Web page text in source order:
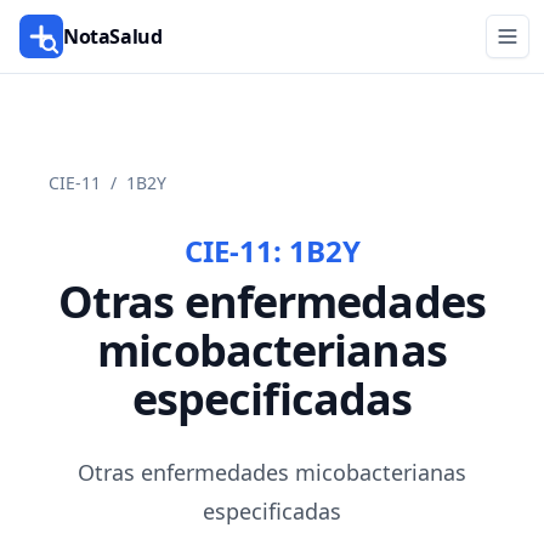
NotaSalud
CIE-11 / 1B2Y
CIE-11: 1B2Y
Otras enfermedades
micobacterianas
especificadas
Otras enfermedades micobacterianas
especificadas